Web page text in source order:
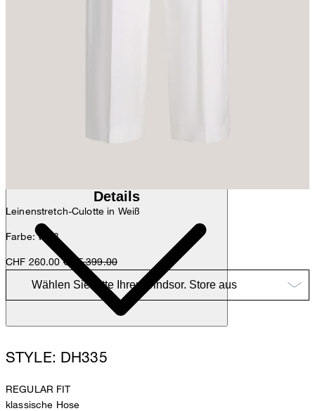
Leinenstretch-Culotte in Weiß
Farbe: weiß
CHF 260.00 CHF 399.00
Details
STYLE: DH335
REGULAR FIT
klassische Hose